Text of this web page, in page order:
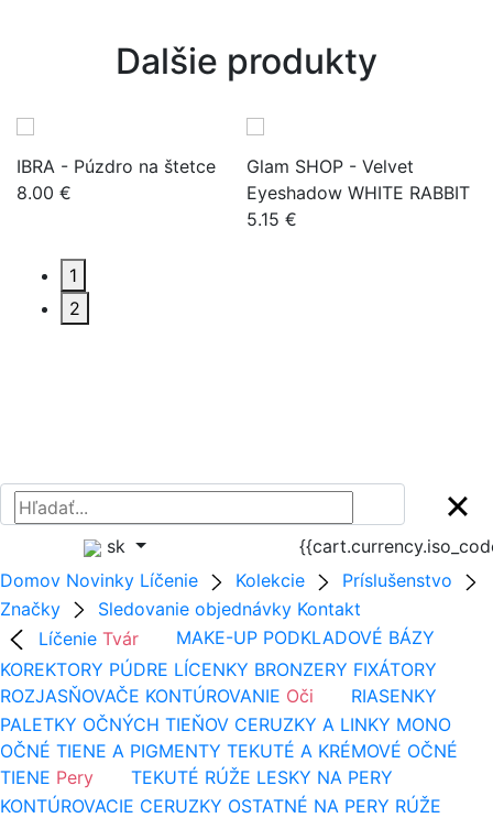
Dalšie produkty
IBRA - Púzdro na štetce
8.00 €
Glam SHOP - Velvet
Eyeshadow WHITE RABBIT
5.15 €
1
2
sk
Domov Novinky Líčenie Kolekcie
Príslušenstvo
Značky
Sledovanie objednávky Kontakt
Líčenie Tvár MAKE-UP PODKLADOVÉ BÁZY
KOREKTORY PÚDRE LÍCENKY BRONZERY FIXÁTORY
ROZJASŇOVAČE KONTÚROVANIE Oči
RIASENKY
PALETKY OČNÝCH TIEŇOV CERUZKY A LINKY MONO
OČNÉ TIENE A PIGMENTY TEKUTÉ A KRÉMOVÉ OČNÉ
TIENE Pery TEKUTÉ RÚŽE LESKY NA PERY
KONTÚROVACIE CERUZKY OSTATNÉ NA PERY RÚŽE